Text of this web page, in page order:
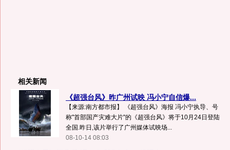
相关新闻
《超强台风》昨广州试映 冯小宁自信爆...
【来源:南方都市报】 《超强台风》海报 冯小宁执导、号
称"首部国产灾难大片"的《超强台风》将于10月24日登陆
全国.昨日,该片举行了广州媒体试映场...
08-10-14 08:03